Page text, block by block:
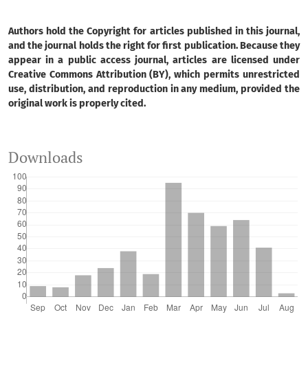
Authors hold the Copyright for articles published in this journal,
and the journal holds the right for first publication. Because they
appear in a public access journal, articles are licensed under
Creative Commons Attribution (BY), which permits unrestricted
use, distribution, and reproduction in any medium, provided the
original work is properly cited.
Downloads